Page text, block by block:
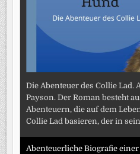
Die Abenteuer des Collie Lad.
Payson. Der Roman besteht
Abenteuern, die auf dem
Collie Lad basieren, der in
Abenteuerliche Biografie